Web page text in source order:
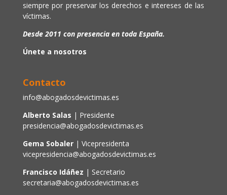
siempre por preservar los derechos e intereses de las
víctimas.
Desde 2011 con presencia en toda España.
Únete a nosotros
Contacto
info@abogadosdevictimas.es
Alberto Salas | Presidente
presidencia@abogadosdevictimas.es
Gema Sobaler | Vicepresidenta
vicepresidencia@abogadosdevictimas.es
Francisco Idáñez | Secretario
secretaria@abogadosdevictimas.es